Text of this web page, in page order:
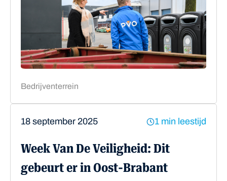
Bedrijventerrein
18 september 2025 1 min leestijd
Week Van De Veiligheid: Dit
gebeurt er in Oost-Brabant